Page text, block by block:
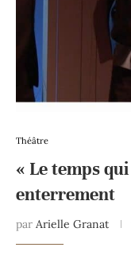
Théâtre
« Le temps
enterrement
par Arielle Granat